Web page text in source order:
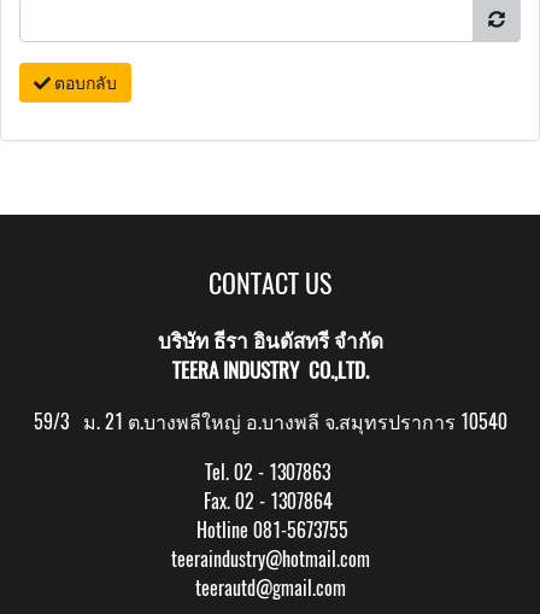
ตอบกลับ
CONTACT US
บริษัท ธีรา อินดัสทรี จำกัด
TEERA INDUSTRY CO.,LTD.
59/3 ม. 21 ต.บางพลีใหญ่ อ.บางพลี จ.สมุทรปราการ 10540
Tel. 02 - 1307863
Fax. 02 - 1307864
Hotline 081-5673755
teeraindustry@hotmail.com
teerautd@gmail.com